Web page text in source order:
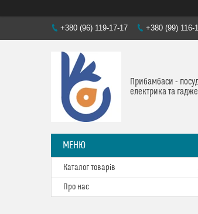
+380 (96) 119-17-17 +380 (99) 116-
Прибамбаси -
електрика та
Каталог товарів
Про нас